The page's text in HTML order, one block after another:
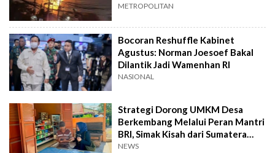
METROPOLITAN
Bocoran Reshuffle Kabinet
Agustus: Norman Joesoef Bakal
Dilantik Jadi Wamenhan RI
NASIONAL
Strategi Dorong UMKM Desa
Berkembang Melalui Peran Mantri
BRI, Simak Kisah dari Sumatera
Utara Ini
NEWS